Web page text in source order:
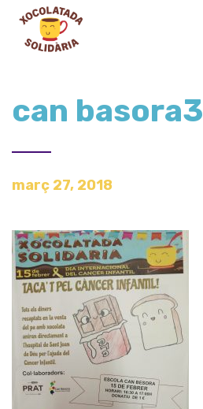
can basora3
març 27, 2018